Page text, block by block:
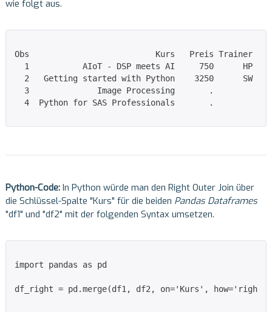
wie folgt aus.
Obs                          Kurs   Preis Trainer
1           AIoT - DSP meets AI     750      HP
2   Getting started with Python    3250      SW
3              Image Processing       .
4  Python for SAS Professionals       .
Python-Code: In Python würde man den Right Outer Join über
die Schlüssel-Spalte "Kurs" für die beiden Pandas Dataframes
"df1" und "df2" mit der folgenden Syntax umsetzen.
import pandas as pd
df_right = pd.merge(df1, df2, on='Kurs', how='right')